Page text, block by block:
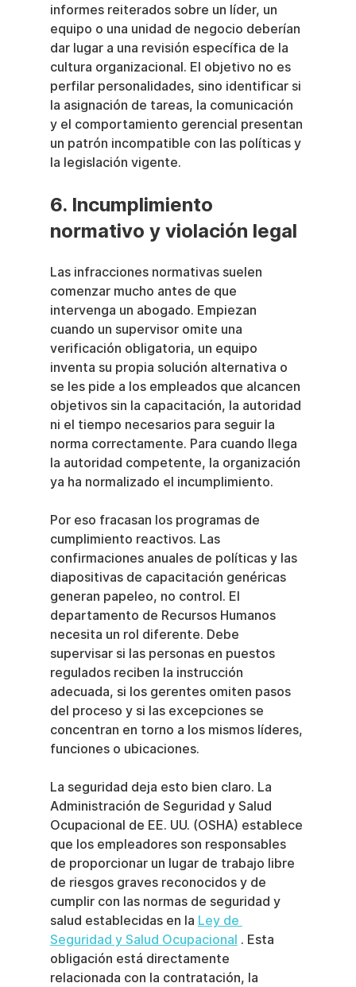
informes reiterados sobre un líder, un
equipo o una unidad de negocio deberían
dar lugar a una revisión específica de la
cultura organizacional. El objetivo no es
perfilar personalidades, sino identificar si
la asignación de tareas, la comunicación
y el comportamiento gerencial presentan
un patrón incompatible con las políticas y
la legislación vigente.
6. Incumplimiento
normativo y violación legal
Las infracciones normativas suelen
comenzar mucho antes de que
intervenga un abogado. Empiezan
cuando un supervisor omite una
verificación obligatoria, un equipo
inventa su propia solución alternativa o
se les pide a los empleados que alcancen
objetivos sin la capacitación, la autoridad
ni el tiempo necesarios para seguir la
norma correctamente. Para cuando llega
la autoridad competente, la organización
ya ha normalizado el incumplimiento.
Por eso fracasan los programas de
cumplimiento reactivos. Las
confirmaciones anuales de políticas y las
diapositivas de capacitación genéricas
generan papeleo, no control. El
departamento de Recursos Humanos
necesita un rol diferente. Debe
supervisar si las personas en puestos
regulados reciben la instrucción
adecuada, si los gerentes omiten pasos
del proceso y si las excepciones se
concentran en torno a los mismos líderes,
funciones o ubicaciones.
La seguridad deja esto bien claro. La
Administración de Seguridad y Salud
Ocupacional de EE. UU. (OSHA) establece
que los empleadores son responsables
de proporcionar un lugar de trabajo libre
de riesgos graves reconocidos y de
cumplir con las normas de seguridad y
salud establecidas en la Ley de
Seguridad y Salud Ocupacional . Esta
obligación está directamente
relacionada con la contratación, la